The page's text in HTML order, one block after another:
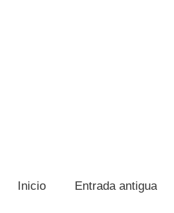
Entrada antigua
Inicio